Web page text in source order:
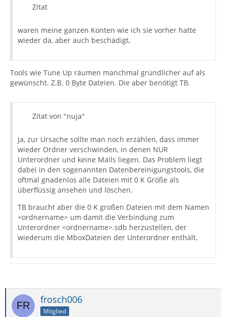
Zitat
waren meine ganzen Konten wie ich sie vorher hatte
wieder da, aber auch beschädigt,
Tools wie Tune Up räumen manchmal gründlicher auf als
gewünscht. Z.B. 0 Byte Dateien. Die aber benötigt TB.
Zitat von "nuja"
Ja, zur Ursache sollte man noch erzählen, dass immer
wieder Ordner verschwinden, in denen NUR
Unterordner und keine Mails liegen. Das Problem liegt
dabei in den sogenannten Datenbereinigungstools, die
oftmal gnadenlos alle Dateien mit 0 K Größe als
überflüssig ansehen und löschen.
TB braucht aber die 0 K großen Dateien mit dem Namen
<ordnername> um damit die Verbindung zum
Unterordner <ordnername>.sdb herzustellen, der
wiederum die MboxDateien der Unterordner enthält.
frosch006
Mitglied